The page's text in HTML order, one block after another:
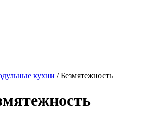
кухни / Безмятежность